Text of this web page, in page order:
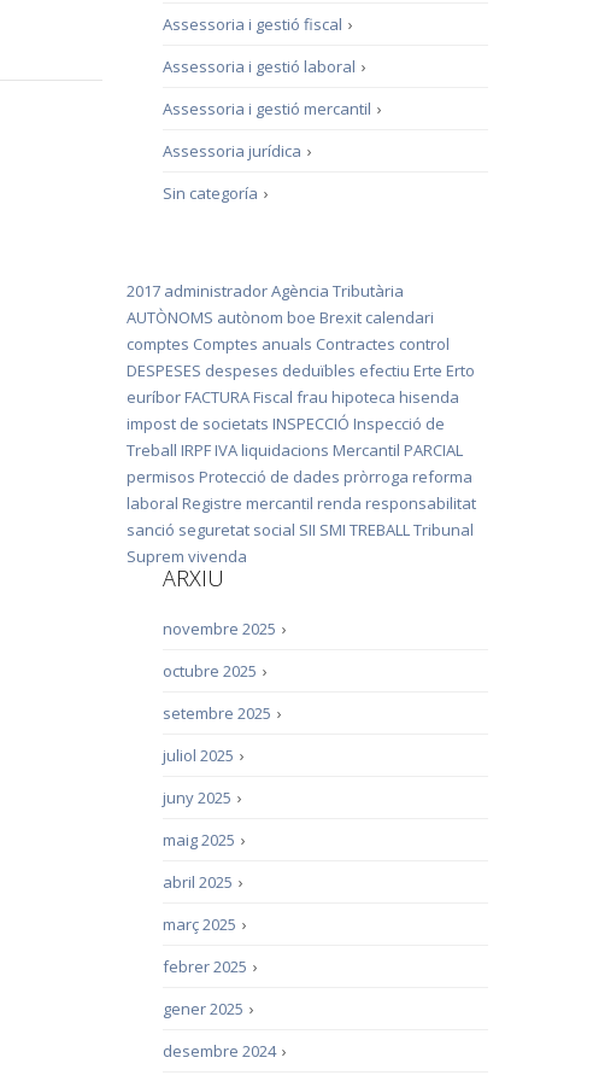
›
Assessoria i gestió fiscal
›
Assessoria i gestió laboral
›
Assessoria i gestió mercantil
›
Assessoria jurídica
›
Sin categoría
2017 administradorAgència Tributària
AUTÒNOMS autònom boe Brexit calendari
comptes Comptes anuals Contractes control
DESPESES despeses deduïbles efectiu Erte Erto
euríbor FACTURA Fiscal frau hipoteca hisenda
impost de societats INSPECCIÓ Inspecció de
Treball IRPF IVA liquidacions Mercantil PARCIAL
permisos Protecció de dades pròrroga reforma
laboral Registre mercantil renda responsabilitat
sanció seguretat social SII SMI TREBALLTribunal
Suprem vivenda
ARXIU
›
novembre 2025
›
octubre 2025
›
setembre 2025
›
juliol 2025
›
juny 2025
›
maig 2025
›
abril 2025
›
març 2025
›
febrer 2025
›
gener 2025
›
desembre 2024